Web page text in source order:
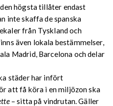
högsta tillåter endast
inte skaffa de spanska
från Tyskland och
även lokala bestämmelser,
Madrid, Barcelona och delar
städer har infört
att få köra i en miljözon ska
– sitta på vindrutan. Gäller